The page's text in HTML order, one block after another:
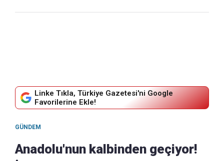
Linke Tıkla, Türkiye Gazetesi'ni Google
Favorilerine Ekle!
GÜNDEM
Anadolu'nun kalbinden geçiyor!